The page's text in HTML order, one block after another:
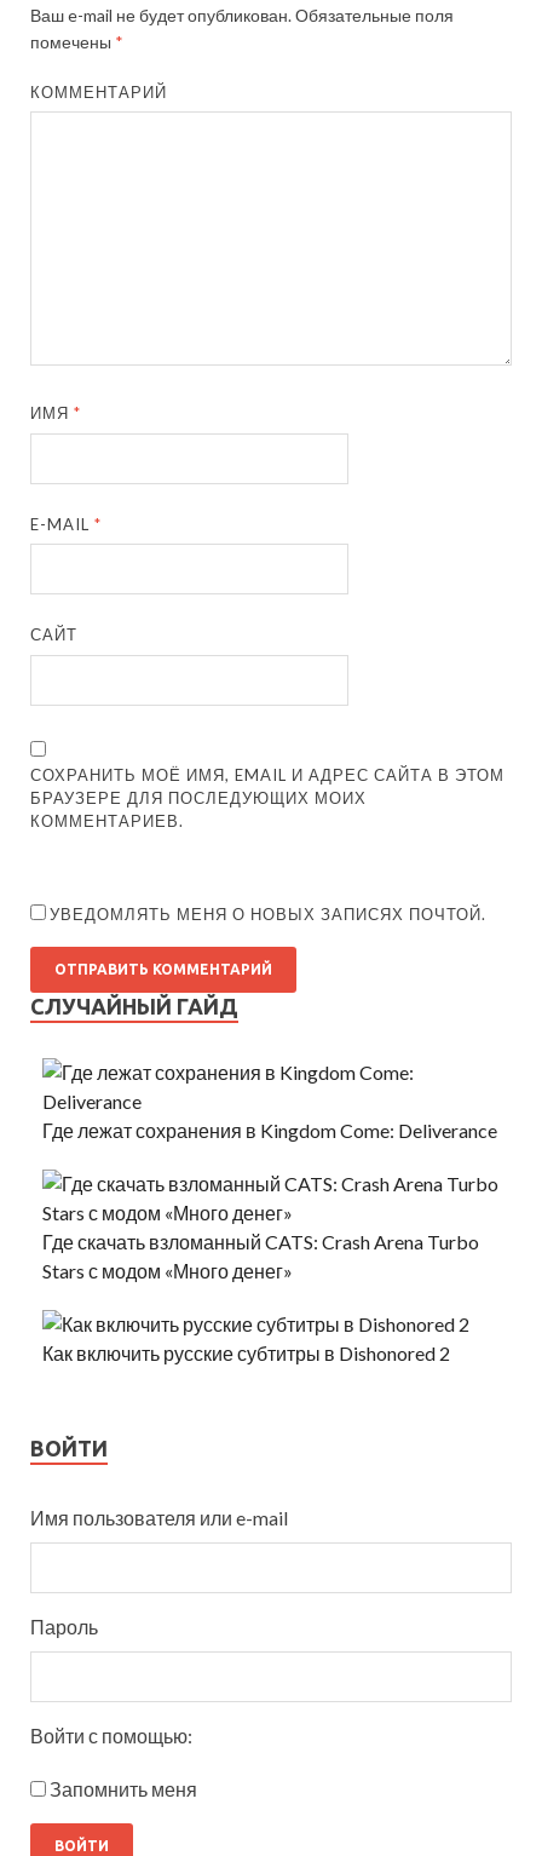
Ваш e-mail не будет опубликован.Обязательные поля
помечены *
КОММЕНТАРИЙ
ИМЯ*
E-MAIL*
САЙТ
СОХРАНИТЬ МОЁ ИМЯ, EMAIL И АДРЕС САЙТА В ЭТОМ
БРАУЗЕРЕ ДЛЯ ПОСЛЕДУЮЩИХ МОИХ
КОММЕНТАРИЕВ.
УВЕДОМЛЯТЬ МЕНЯ О НОВЫХ ЗАПИСЯХ ПОЧТОЙ.
СЛУЧАЙНЫЙ ГАЙД
Где лежат сохранения в Kingdom Come: Deliverance
Где скачать взломанный CATS: Crash Arena Turbo
Stars с модом «Много денег»
Как включить русские субтитры в Dishonored 2
ВОЙТИ
Имя пользователя или e-mail
Пароль
Войти с помощью:
Запомнить меня